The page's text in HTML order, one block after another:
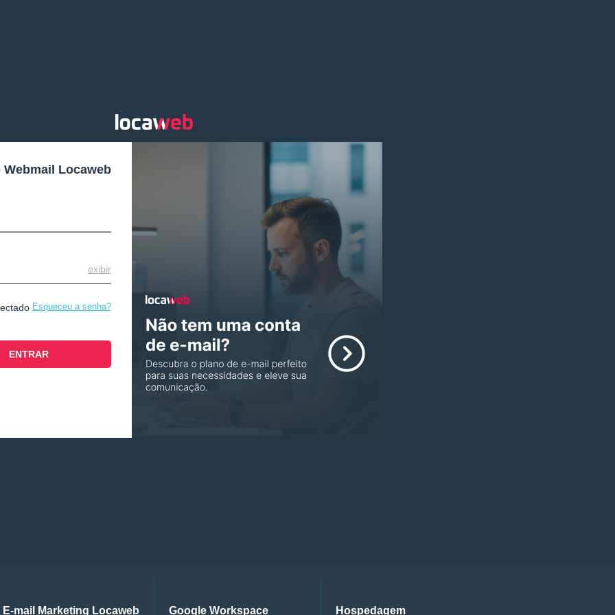
Webmail Locaweb
exibir
Esqueceu a senha?
E-mail Marketing Locaweb Google Workspace Hospedagem